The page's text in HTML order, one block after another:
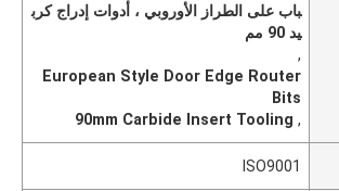
باب على الطراز الأوروبي ، أدوات إدراج كرب
يد 90 مم
,
European Style Door Edge Router
Bits
,
90mm Carbide Insert Tooling
ISO9001